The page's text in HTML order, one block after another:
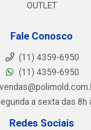
OUTLET
Fale Conosco
(11) 4359-6950
(11) 4359-6950
a sexta das 8h
Redes Sociais